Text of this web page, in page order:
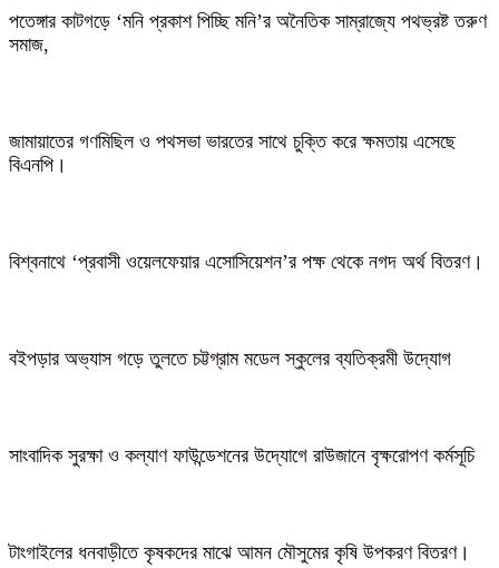
পতেঙ্গার কাটগড়ে ‘মনি প্রকাশ পিচ্ছি মনি’র অনৈতিক সাম্রাজ্যে পথভ্রষ্ট তরুণ
সমাজ,
জামায়াতের গণমিছিল ও পথসভা ভারতের সাথে চুক্তি করে ক্ষমতায় এসেছে
বিএনপি।
বিশ্বনাথে ‘প্রবাসী ওয়েলফেয়ার এসোসিয়েশন’র পক্ষ থেকে নগদ অর্থ বিতরণ।
বইপড়ার অভ্যাস গড়ে তুলতে চট্টগ্রাম মডেল স্কুলের ব্যতিক্রমী উদ্যোগ
সাংবাদিক সুরক্ষা ও কল্যাণ ফাউন্ডেশনের উদ্যোগে রাউজানে বৃক্ষরোপণ কর্মসূচি
টাংগাইলের ধনবাড়ীতে কৃষকদের মাঝে আমন মৌসুমের কৃষি উপকরণ বিতরণ।